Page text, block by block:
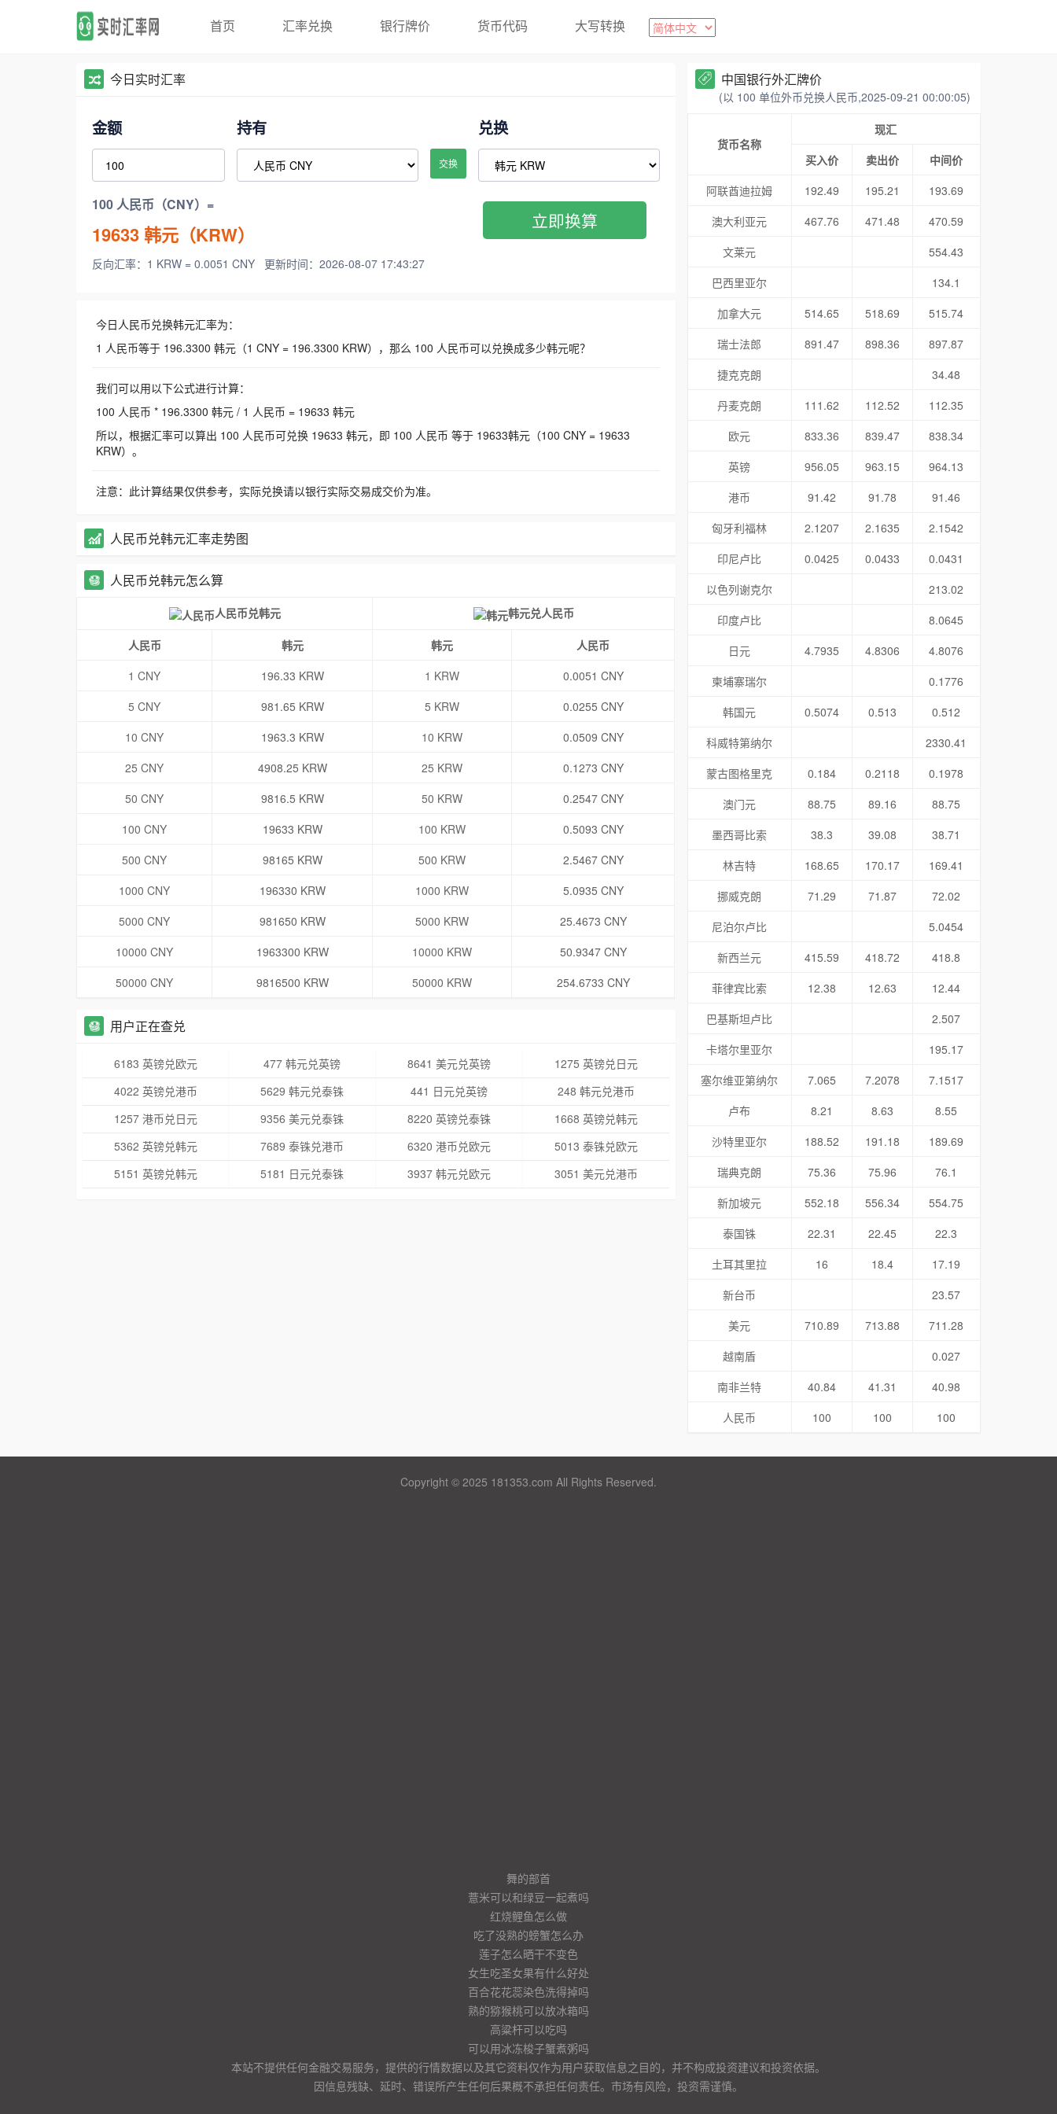
首页 汇率兑换 银行牌价 货币代码 大写转换
今日实时汇率
金额 持有
交换
兑换
100 人民币（CNY）=
19633韩元（KRW）
反向汇率：1 KRW = 0.0051 CNY 更新时间：2026-08-07 17:43:27
立即换算
今日人民币兑换韩元汇率为：
1 人民币等于 196.3300 韩元（1 CNY = 196.3300 KRW），那么 100 人民币可以兑换成多少韩元呢？
我们可以用以下公式进行计算：
100 人民币 * 196.3300 韩元 / 1 人民币 = 19633 韩元
所以，根据汇率可以算出 100 人民币可兑换 19633 韩元，即 100 人民币 等于 19633韩元（100 CNY = 19633
KRW）。
注意：此计算结果仅供参考，实际兑换请以银行实际交易成交价为准。
人民币兑韩元汇率走势图
人民币兑韩元怎么算
人民币兑韩元 韩元兑人民币
人民币 韩元 韩元
人民币
1 CNY
196.33 KRW 1 KRW
0.0051 CNY
5 CNY
981.65 KRW 5 KRW
0.0255 CNY
10 CNY
1963.3 KRW 10 KRW
0.0509 CNY
25 CNY
4908.25 KRW 25 KRW
0.1273 CNY
50 CNY
9816.5 KRW 50 KRW
0.2547 CNY
100 CNY
19633 KRW 100 KRW
0.5093 CNY
500 CNY
98165 KRW 500 KRW
2.5467 CNY
1000 CNY
196330 KRW 1000 KRW
5.0935 CNY
5000 CNY
981650 KRW 5000 KRW
25.4673 CNY
10000 CNY
1963300 KRW 10000 KRW
50.9347 CNY
50000 CNY
9816500 KRW 50000 KRW 254.6733 CNY
用户正在查兑
6183 英镑兑欧元 477 韩元兑英镑 8641 美元兑英镑
1275 英镑兑日元
4022 英镑兑港币
5629 韩元兑泰铢 441 日元兑英镑
248 韩元兑港币
1257 港币兑日元
9356 美元兑泰铢 8220 英镑兑泰铢
1668 英镑兑韩元
5362 英镑兑韩元
7689 泰铢兑港币 6320 港币兑欧元
5013 泰铢兑欧元
5151 英镑兑韩元
5181 日元兑泰铢 3937 韩元兑欧元 3051 美元兑港币
中国银行外汇牌价
(以 100 单位外币兑换人民币,2025-09-21 00:00:05)
货币名称
现汇
买入价
卖出价
中间价
阿联酋迪拉姆
192.49 195.21
193.69
澳大利亚元
467.76 471.48
470.59
文莱元
554.43
巴西里亚尔
134.1
加拿大元
514.65 518.69
515.74
瑞士法郎
891.47 898.36
897.87
捷克克朗
34.48
丹麦克朗
111.62 112.52
112.35
欧元
833.36 839.47
838.34
英镑
956.05 963.15
964.13
港币
91.42 91.78
91.46
匈牙利福林
2.1207 2.1635
2.1542
印尼卢比
0.0425 0.0433
0.0431
以色列谢克尔
213.02
印度卢比
8.0645
日元
4.7935 4.8306
4.8076
柬埔寨瑞尔
0.1776
韩国元
0.5074 0.513
0.512
科威特第纳尔
2330.41
蒙古图格里克
0.184 0.2118
0.1978
澳门元
88.75 89.16
88.75
墨西哥比索
38.3 39.08
38.71
林吉特
168.65 170.17
169.41
挪威克朗
71.29 71.87
72.02
尼泊尔卢比
5.0454
新西兰元
415.59 418.72
418.8
菲律宾比索
12.38 12.63
12.44
巴基斯坦卢比
2.507
卡塔尔里亚尔
195.17
塞尔维亚第纳尔
7.065 7.2078
7.1517
卢布
8.21 8.63
8.55
沙特里亚尔
188.52 191.18
189.69
瑞典克朗
75.36 75.96
76.1
新加坡元
552.18 556.34
554.75
泰国铢
22.31 22.45
22.3
土耳其里拉
16 18.4
17.19
新台币
23.57
美元
710.89 713.88
711.28
越南盾
0.027
南非兰特
40.84 41.31
40.98
人民币
100 100 100
Copyright © 2025 181353.com All Rights Reserved.
舞的部首
薏米可以和绿豆一起煮吗
红烧鲤鱼怎么做
吃了没熟的螃蟹怎么办
莲子怎么晒干不变色
女生吃圣女果有什么好处
百合花花蕊染色洗得掉吗
熟的猕猴桃可以放冰箱吗
高粱杆可以吃吗
可以用冰冻梭子蟹煮粥吗
本站不提供任何金融交易服务，提供的行情数据以及其它资料仅作为用户获取信息之目的，并不构成投资建议和投资依据。
因信息残缺、延时、错误所产生任何后果概不承担任何责任。市场有风险，投资需谨慎。